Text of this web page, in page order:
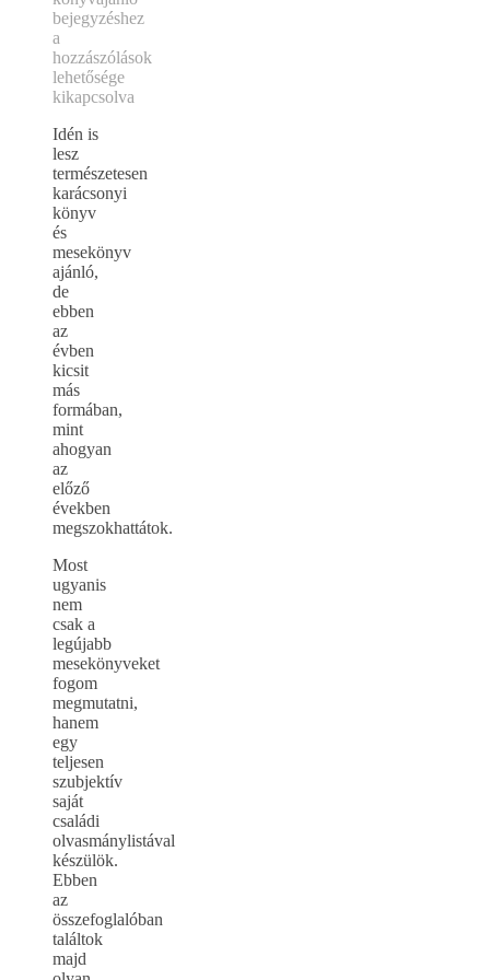
bejegyzéshez
a
hozzászólások
lehetősége
kikapcsolva
Idén is
lesz
természetesen
karácsonyi
könyv
és
mesekönyv
ajánló,
de
ebben
az
évben
kicsit
más
formában,
mint
ahogyan
az
előző
években
megszokhattátok.
Most
ugyanis
nem
csak a
legújabb
mesekönyveket
fogom
megmutatni,
hanem
egy
teljesen
szubjektív
saját
családi
olvasmánylistával
készülök.
Ebben
az
összefoglalóban
találtok
majd